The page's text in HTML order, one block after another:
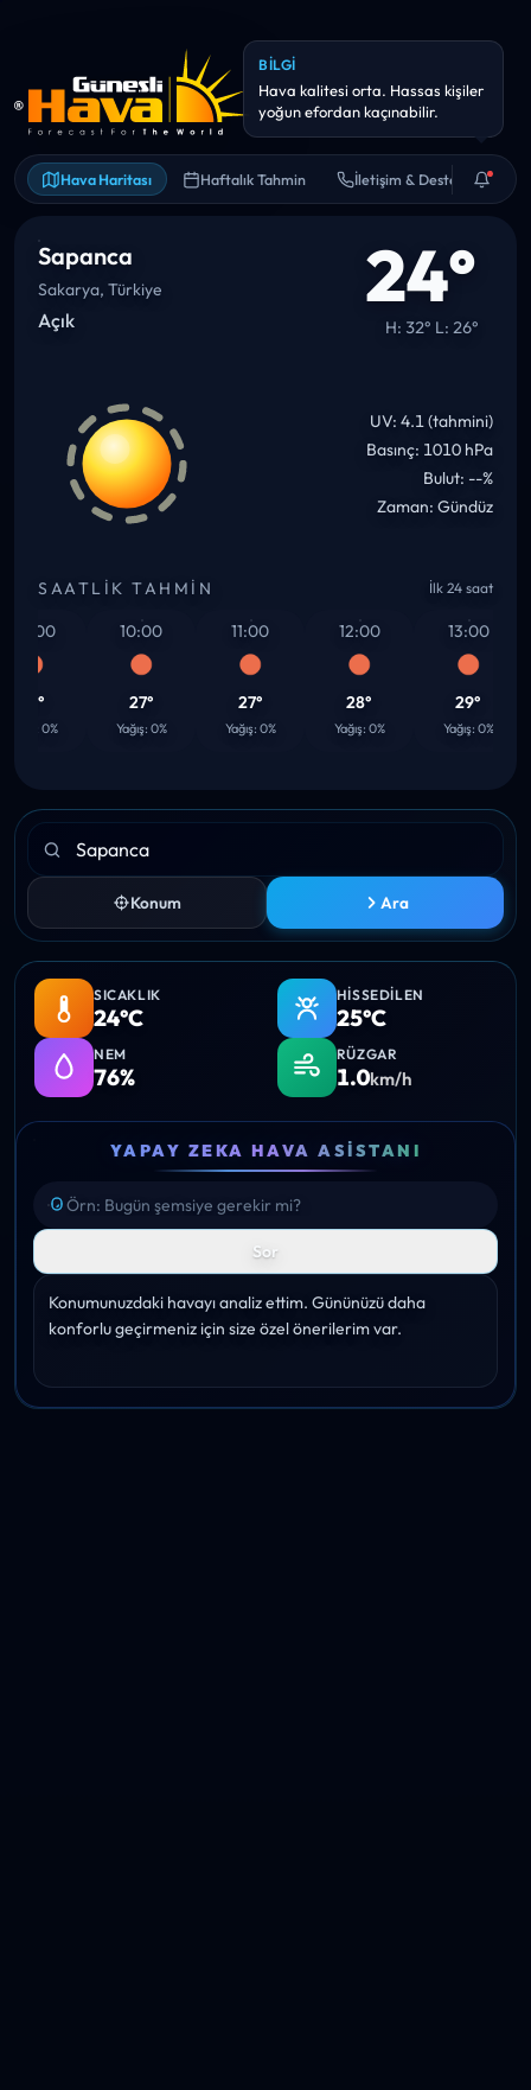
Hava Haritası Haftalık Tahmin İletişim & Destek
ANLIK UYARI
Yarın yağış olasılığı yüksek (~0
mm). Şemsiye/yağmurluk
Sapanca
Sakarya, Türkiye
Açık 24°
H: 32° L: 26°
UV: 4.1 (tahmini)
Basınç: 1010 hPa
Bulut: --%
Zaman: Gündüz
SAATLIK TAHMIN İlk 24 saat
0%
10:00
27°
Yağış: 0%
11:00
27°
Yağış: 0%
12:00
28°
Yağış: 0%
13:00
29°
Yağış: 0%
Konum Ara
SICAKLIK
24°C
HISSEDILEN
25°C
NEM
76%
RÜZGAR
1.0km/h
YAPAY ZEKA HAVA ASISTANI
Sor
Konumunuzdaki havayı analiz ettim. Gününüzü daha
konforlu geçirmeniz için size özel önerilerim var.